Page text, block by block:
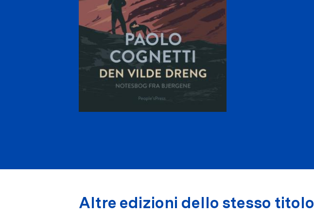
Altre edizioni dello stesso titolo